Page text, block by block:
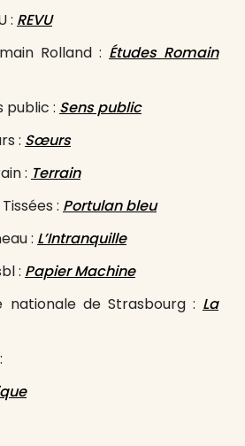
: REVU
Rolland : Études Romain
public : Sens public
: Sœurs
: Terrain
: Portulan bleu
: L’Intranquille
: Papier Machine
nationale de Strasbourg : La